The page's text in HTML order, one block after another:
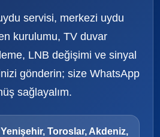
servisi, merkezi uydu
kurulumu, TV duvar
LNB değişimi ve sinyal
gönderin; size WhatsApp
sağlayalım.
Toroslar, Akdeniz,